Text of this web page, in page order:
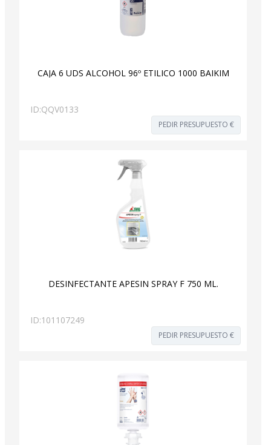
CAJA 6 UDS ALCOHOL 96º ETILICO 1000 BAIKIM
ID:QQV0133
PEDIR PRESUPUESTO €
DESINFECTANTE APESIN SPRAY F 750 ML.
ID:101107249
PEDIR PRESUPUESTO €